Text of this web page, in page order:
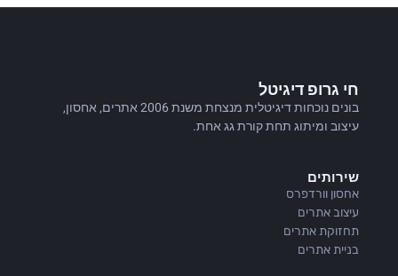
חי גרופ דיגיטל
בונים נוכחות דיגיטלית מנצחת משנת 2006 אתרים, אחסון,
עיצוב ומיתוג תחת קורת גג אחת.
שירותים
אחסון וורדפרס
עיצוב אתרים
תחזוקת אתרים
בניית אתרים